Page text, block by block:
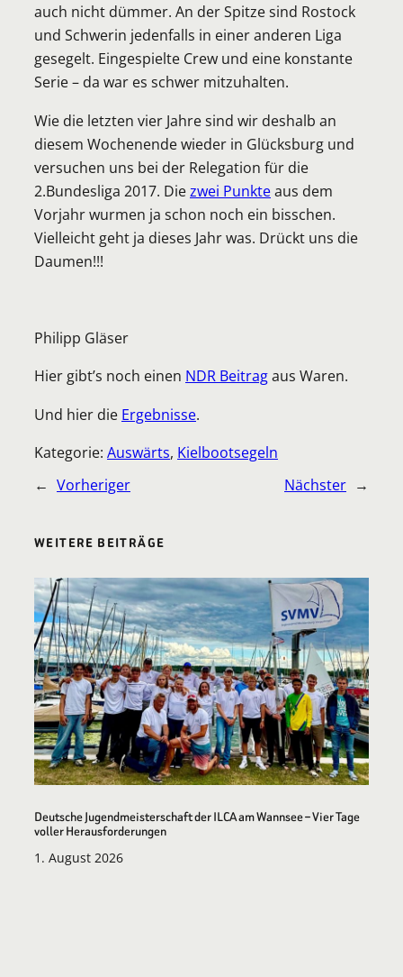
auch nicht dümmer. An der Spitze sind Rostock
und Schwerin jedenfalls in einer anderen Liga
gesegelt. Eingespielte Crew und eine konstante
Serie – da war es schwer mitzuhalten.
Wie die letzten vier Jahre sind wir deshalb an
diesem Wochenende wieder in Glücksburg und
versuchen uns bei der Relegation für die
2.Bundesliga 2017. Diezwei Punkteaus dem
Vorjahr wurmen ja schon noch ein bisschen.
Vielleicht geht ja dieses Jahr was. Drückt uns die
Daumen!!!
Philipp Gläser
Hier gibt’s noch einen NDR Beitragaus Waren.
Und hier die Ergebnisse.
Kategorie: Auswärts, Kielbootsegeln
← Vorheriger Nächster →
WEITERE BEITRÄGE
Deutsche Jugendmeisterschaft der ILCA am Wannsee – Vier Tage
voller Herausforderungen
1. August 2026